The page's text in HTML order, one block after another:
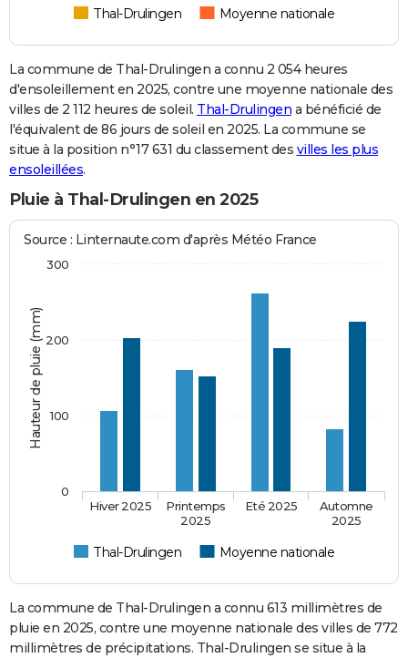
Thal-Drulingen Moyenne nationale
La commune de Thal-Drulingen a connu 2 054 heures
d'ensoleillement en 2025, contre une moyenne nationale des
villes de 2 112 heures de soleil. Thal-Drulingen a bénéficié de
l'équivalent de 86 jours de soleil en 2025. La commune se
situe à la position n°17 631 du classement des villes les plus
ensoleillées.
Pluie à Thal-Drulingen en 2025
Hauteur de pluie (mm)
Source : Linternaute.com d'après Météo France
Thal-Drulingen Moyenne nationale
Hiver 2025
Printemps
2025
Eté 2025
Automne
2025
0
100
200
300
La commune de Thal-Drulingen a connu 613 millimètres de
pluie en 2025, contre une moyenne nationale des villes de 772
millimètres de précipitations. Thal-Drulingen se situe à la